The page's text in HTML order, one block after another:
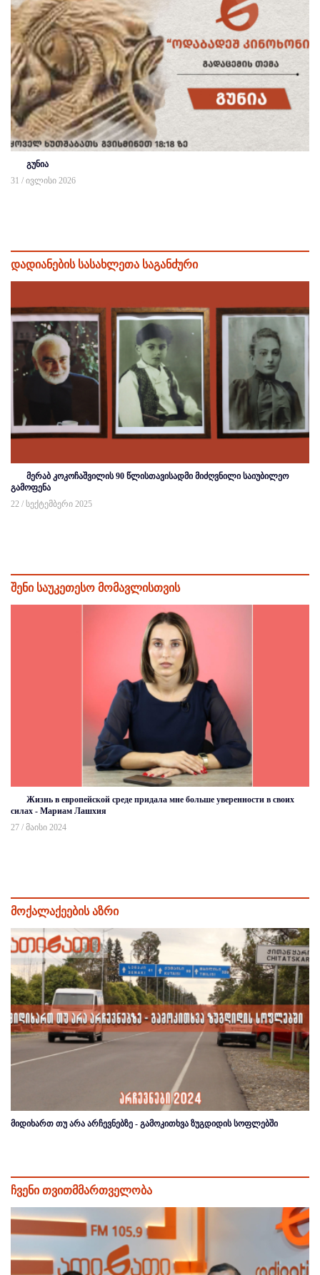
გუნია
31 / ივლისი 2026
დადიანების სასახლეთა საგანძური
მერაბ კოკოჩაშვილის 90 წლისთავისადმი მიძღვნილი საიუბილეო
გამოფენა
22 / სექტემბერი 2025
შენი საუკეთესო მომავლისთვის
Жизнь в европейской среде придала мне больше уверенности в своих
силах - Мариам Лашхия
27 / მაისი 2024
მოქალაქეების აზრი
მიდიხართ თუ არა არჩევნებზე - გამოკითხვა ზუგდიდის სოფლებში
ჩვენი თვითმმართველობა